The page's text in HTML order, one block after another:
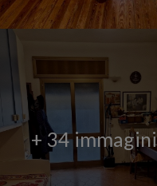
+ 34 immagini